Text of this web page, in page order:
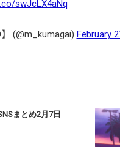
swJcLX4aNq
(@m_kumagai) February
まとめ2月7日